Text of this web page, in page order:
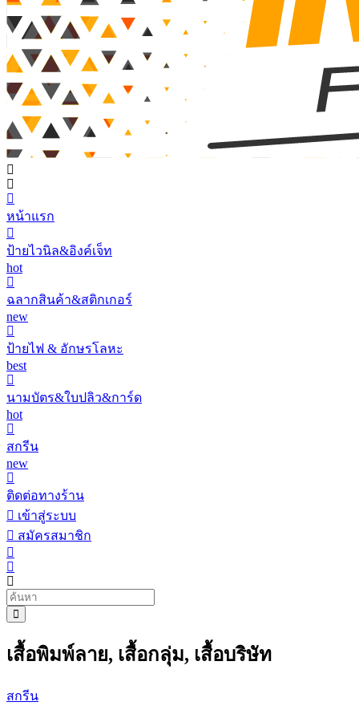
หน้าแรก
ป้ายไวนิล&อิงค์เจ็ท
hot
ฉลากสินค้า&สติกเกอร์
new
ป้ายไฟ & อักษรโลหะ
best
นามบัตร&ใบปลิว&การ์ด
hot
สกรีน
new
ติดต่อทางร้าน
เข้าสู่ระบบ
สมัครสมาชิก
เสื้อพิมพ์ลาย, เสื้อกลุ่ม, เสื้อบริษัท
สกรีน